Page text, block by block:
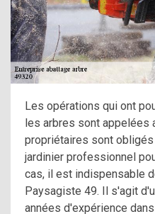
Les opérations qui ont
les arbres sont appelées
propriétaires sont
jardinier professionnel
cas, il est indispensable
Paysagiste 49. Il s'agit
années d'expérience